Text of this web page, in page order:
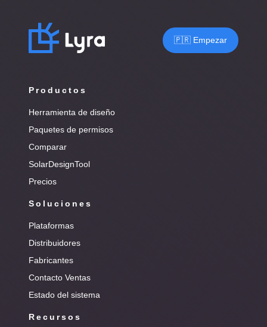
🇵🇷 Empezar
Productos
Herramienta de diseño
Paquetes de permisos
Comparar
SolarDesignTool
Precios
Soluciones
Plataformas
Distribuidores
Fabricantes
Contacto Ventas
Estado del sistema
Recursos